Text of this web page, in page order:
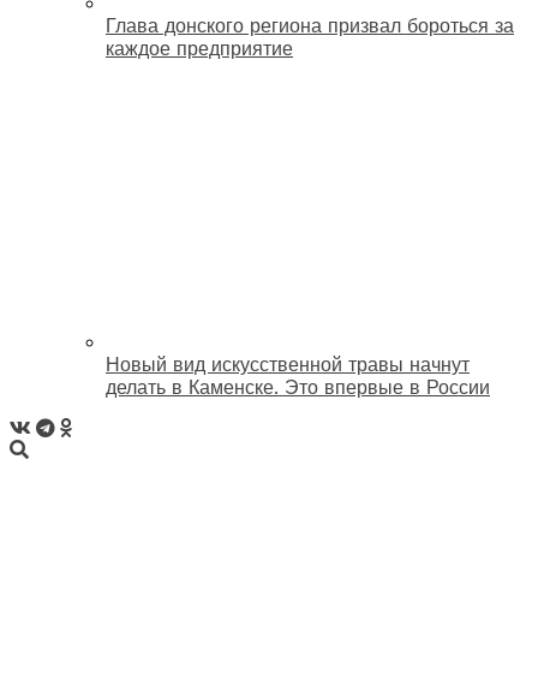
Глава донского региона призвал бороться за
каждое предприятие
Новый вид искусственной травы начнут
делать в Каменске. Это впервые в России